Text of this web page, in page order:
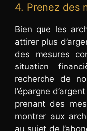
4. Prenez des
Bien que les
attirer plus
des mesures
situation
recherche de
l’épargne
prenant des
montrer aux
au sujet de